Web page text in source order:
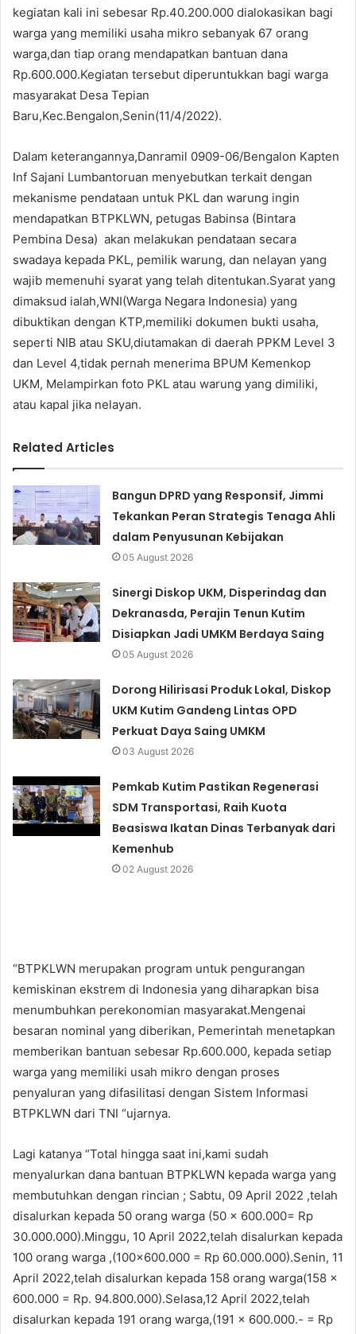
kegiatan kali ini sebesar Rp.40.200.000 dialokasikan bagi
warga yang memiliki usaha mikro sebanyak 67 orang
warga,dan tiap orang mendapatkan bantuan dana
Rp.600.000.Kegiatan tersebut diperuntukkan bagi warga
masyarakat Desa Tepian
Baru,Kec.Bengalon,Senin(11/4/2022).
Dalam keterangannya,Danramil 0909-06/Bengalon Kapten
Inf Sajani Lumbantoruan menyebutkan terkait dengan
mekanisme pendataan untuk PKL dan warung ingin
mendapatkan BTPKLWN, petugas Babinsa (Bintara
Pembina Desa) akan melakukan pendataan secara
swadaya kepada PKL, pemilik warung, dan nelayan yang
wajib memenuhi syarat yang telah ditentukan.Syarat yang
dimaksud ialah,WNI(Warga Negara Indonesia) yang
dibuktikan dengan KTP,memiliki dokumen bukti usaha,
seperti NIB atau SKU,diutamakan di daerah PPKM Level 3
dan Level 4,tidak pernah menerima BPUM Kemenkop
UKM, Melampirkan foto PKL atau warung yang dimiliki,
atau kapal jika nelayan.
Related Articles
Bangun DPRD yang Responsif, Jimmi
Tekankan Peran Strategis Tenaga Ahli
dalam Penyusunan Kebijakan
05 August 2026
Sinergi Diskop UKM, Disperindag dan
Dekranasda, Perajin Tenun Kutim
Disiapkan Jadi UMKM Berdaya Saing
05 August 2026
Dorong Hilirisasi Produk Lokal, Diskop
UKM Kutim Gandeng Lintas OPD
Perkuat Daya Saing UMKM
03 August 2026
Pemkab Kutim Pastikan Regenerasi
SDM Transportasi, Raih Kuota
Beasiswa Ikatan Dinas Terbanyak dari
Kemenhub
02 August 2026
“BTPKLWN merupakan program untuk pengurangan
kemiskinan ekstrem di Indonesia yang diharapkan bisa
menumbuhkan perekonomian masyarakat.Mengenai
besaran nominal yang diberikan, Pemerintah menetapkan
memberikan bantuan sebesar Rp.600.000, kepada setiap
warga yang memiliki usah mikro dengan proses
penyaluran yang difasilitasi dengan Sistem Informasi
BTPKLWN dari TNI “ujarnya.
Lagi katanya “Total hingga saat ini,kami sudah
menyalurkan dana bantuan BTPKLWN kepada warga yang
membutuhkan dengan rincian ; Sabtu, 09 April 2022 ,telah
disalurkan kepada 50 orang warga (50 x 600.000= Rp
30.000.000).Minggu, 10 April 2022,telah disalurkan kepada
100 orang warga ,(100×600.000 = Rp 60.000.000).Senin, 11
April 2022,telah disalurkan kepada 158 orang warga(158 x
600.000 = Rp. 94.800.000).Selasa,12 April 2022,telah
disalurkan kepada 191 orang warga,(191 x 600.000.- = Rp